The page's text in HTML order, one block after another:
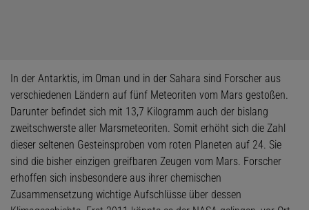
In der Antarktis, im Oman und in der Sahara sind Forscher aus
verschiedenen Ländern auf fünf Meteoriten vom Mars gestoßen.
Darunter befindet sich mit 13,7 Kilogramm auch der bislang
zweitschwerste aller Marsmeteoriten. Somit erhöht sich die Zahl
dieser seltenen Gesteinsproben vom roten Planeten auf 24. Sie
sind die bisher einzigen greifbaren Zeugen vom Mars. Forscher
erhoffen sich insbesondere aus ihrer chemischen
Zusammensetzung wichtige Aufschlüsse über dessen